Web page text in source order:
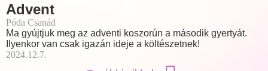
Advent
Póda Csanád
Ma gyújtjuk meg az adventi koszorún a második gyertyát.
Ilyenkor van csak igazán ideje a költészetnek!
2024.12.7.